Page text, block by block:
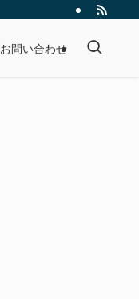
お問い合わせ